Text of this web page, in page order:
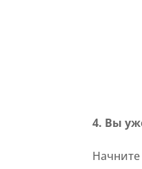
4. Вы